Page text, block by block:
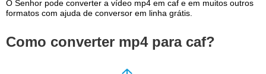
O Senhor pode converter a vídeo mp4 em caf e em muitos outros
formatos com ajuda de conversor em linha grátis.
Como converter mp4 para caf?